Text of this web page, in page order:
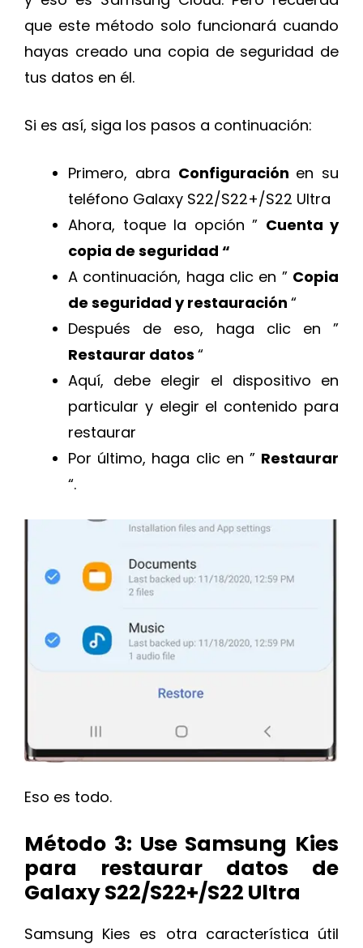
que este método solo funcionará cuando
hayas creado una copia de seguridad de
tus datos en él.
Si es así, siga los pasos a continuación:
Primero, abra Configuración en su
teléfono Galaxy S22/S22+/S22 Ultra
Ahora, toque la opción ” Cuenta y
copia de seguridad “
A continuación, haga clic en ” Copia
de seguridad y restauración “
Después de eso, haga clic en ”
Restaurar datos “
Aquí, debe elegir el dispositivo en
particular y elegir el contenido para
restaurar
Por último, haga clic en ” Restaurar
“.
Eso es todo.
Método 3: Use Samsung Kies
para restaurar datos de
Galaxy S22/S22+/S22 Ultra
Samsung Kies es otra característica útil